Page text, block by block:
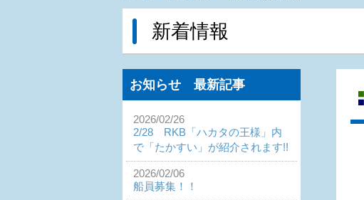
新着情報
お知らせ 最新記事
2026/02/26
2/28 RKB「ハカタの王様」内
で「たかすい」が紹介されます!!
2026/02/06
船員募集！！